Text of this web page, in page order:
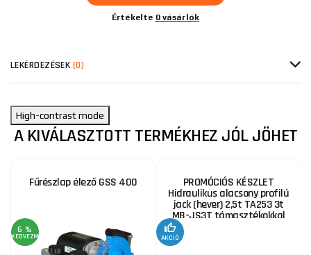
Értékelte 0 vásárlók
LEKÉRDEZÉSEK (0)
High-contrast mode
A KIVÁLASZTOTT TERMÉKHEZ JÓL JÖHET
Fűrészlap élező GSS 400
6 %
KEDVEZMÉNY
PROMÓCIÓS KÉSZLET
Hidraulikus alacsony profilú
jack (hever) 2,5t TA253 3t
MB-JS3T támasztékokkal
AKCIÓ